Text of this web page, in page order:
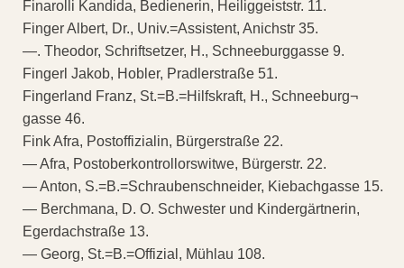
Finarolli Kandida, Bedienerin, Heiliggeiststr. 11.
Finger Albert, Dr., Univ.=Assistent, Anichstr 35.
—. Theodor, Schriftsetzer, H., Schneeburggasse 9.
Fingerl Jakob, Hobler, Pradlerstraße 51.
Fingerland Franz, St.=B.=Hilfskraft, H., Schneeburg¬
gasse 46.
Fink Afra, Postoffizialin, Bürgerstraße 22.
— Afra, Postoberkontrollorswitwe, Bürgerstr. 22.
— Anton, S.=B.=Schraubenschneider, Kiebachgasse 15.
— Berchmana, D. O. Schwester und Kindergärtnerin,
Egerdachstraße 13.
— Georg, St.=B.=Offizial, Mühlau 108.